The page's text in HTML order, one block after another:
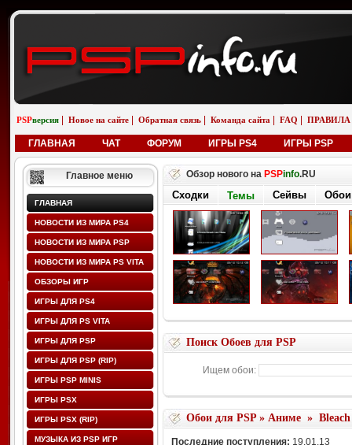
PSPверсия Новое на сайте Обратная связь Команда сайта FAQ ПРАВИЛА
ГЛАВНАЯ ЧАТ ФОРУМ ИГРЫ PS4 ИГРЫ PSP
Главное меню
ГЛАВНАЯ
НОВОСТИ ИЗ МИРА PS4
НОВОСТИ ИЗ МИРА PSP
НОВОСТИ ИЗ МИРА PS VITA
ОБЗОРЫ ИГР
ИГРЫ ДЛЯ PS4
ИГРЫ ДЛЯ PS VITA
ИГРЫ ДЛЯ PSP
ИГРЫ ДЛЯ PSP (RIP)
ИГРЫ PSP MINIS
ИГРЫ PSX
ИГРЫ PSX (RIP)
МУЗЫКА ИЗ PSP ИГР
Обзор нового на PSPinfo.RU
Сходки Темы Сейвы Обои
Поиск Обоев для PSP
Ищем обои:
Обои для PSP» Аниме» Bleach
Последние поступления: 19.01.13